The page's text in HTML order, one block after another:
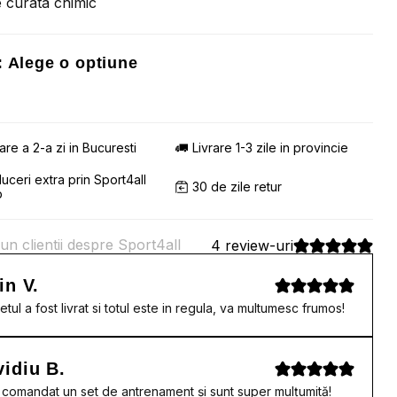
Alege o optiune
a 2-a zi in Bucuresti Livrare 1-3 zile in provincie
extra prin Sport4all
30 de zile retur
clientii despre Sport4all 4 review-uri
V.
a fost livrat si totul este in regula, va multumesc frumos!
B.
comandat un set de antrenament și sunt super mulțumită!